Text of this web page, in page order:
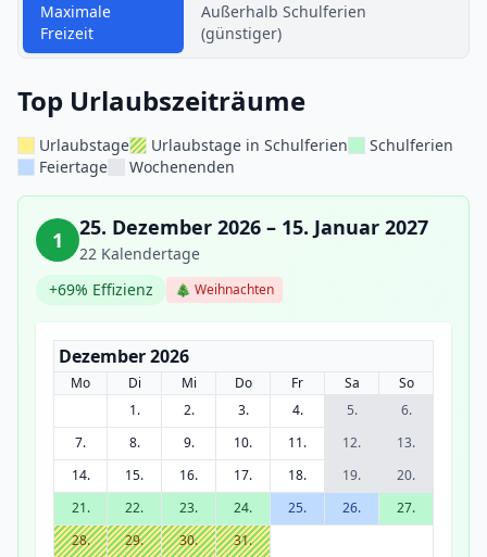
Maximale
Freizeit
Außerhalb Schulferien
(günstiger)
Top Urlaubszeiträume
Urlaubstage Urlaubstage in Schulferien
Schulferien
Feiertage
Wochenenden
1 25. Dezember 2026 – 15. Januar 2027
22 Kalendertage
+69% Effizienz
🎄 Weihnachten
Dezember 2026
Mo Di Mi Do Fr Sa
So
1.
2. 3. 4. 5.
6.
7.
8. 9. 10. 11. 12.
13.
14.
15. 16. 17. 18. 19.
20.
21.
22. 23. 24. 25. 26.
27.
28.
29. 30. 31.